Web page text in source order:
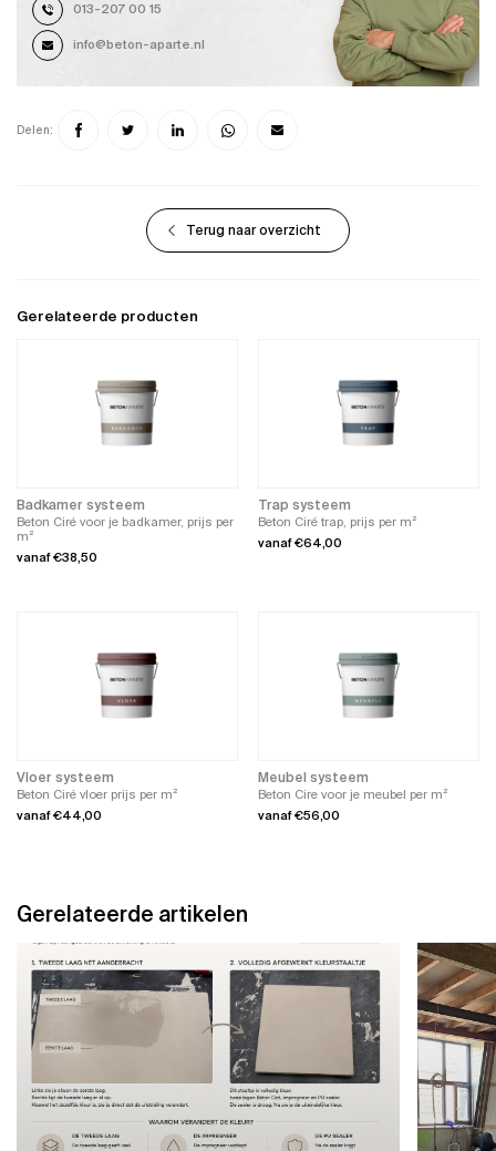
Delen:
Terug naar overzicht
013-207 00 15
info@beton-aparte.nl
Gerelateerde producten
Badkamer systeem
Beton Ciré voor je badkamer, prijs per
m²
vanaf€38,50
Trap systeem
Beton Ciré trap, prijs per m²
vanaf€64,00
Vloer systeem
Beton Ciré vloer prijs per m²
vanaf€44,00
variaties.
Deze
kan
gekozen
worden
productpagina
Meubel systeem
Beton Cire voor je meubel per m²
vanaf€56,00
gekozen
worden
op
de
productpagina
Gerelateerde artikelen